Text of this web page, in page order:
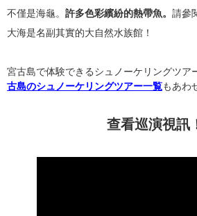
不僅是海龜。 許多色彩繽紛的熱帶魚。 請參
大海是名副其實的大自然水族館！
宮古島で体験できるシュノーケリングツア
古島のシュノーケリングツアー一覧もあわ
查看巡演視訊